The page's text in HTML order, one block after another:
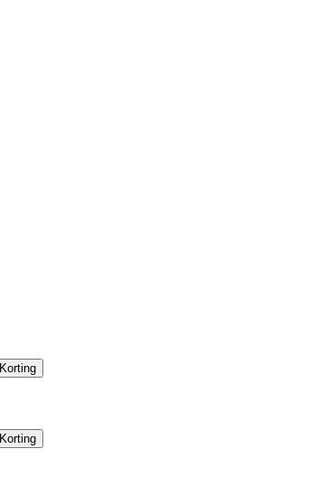
Korting
Korting